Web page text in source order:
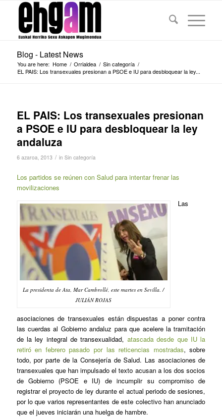
Blog - Latest News
You are here: Home / Orrialdea / Sin categoría /
EL PAIS: Los transexuales presionan a PSOE e IU para desbloquear la ley...
EL PAIS: Los transexuales presionan
a PSOE e IU para desbloquear la ley
andaluza
6 azaroa, 2013 / in Sin categoría
Los partidos se reúnen con Salud para intentar frenar las
movilizaciones
La presidenta de Ata, Mar Cambrollé, este martes en Sevilla. /
JULIÁN ROJAS
Las
asociaciones de transexuales están dispuestas a poner contra
las cuerdas al Gobierno andaluz para que acelere la tramitación
de la ley integral de transexualidad, atascada desde que IU la
retiró en febrero pasado por las reticencias mostradas, sobre
todo, por parte de la Consejería de Salud. Las asociaciones de
transexuales que han impulsado el texto acusan a los dos socios
de Gobierno (PSOE e IU) de incumplir su compromiso de
registrar el proyecto de ley durante el actual periodo de sesiones,
por lo que varios representantes de este colectivo han anunciado
que el jueves iniciarán una huelga de hambre.